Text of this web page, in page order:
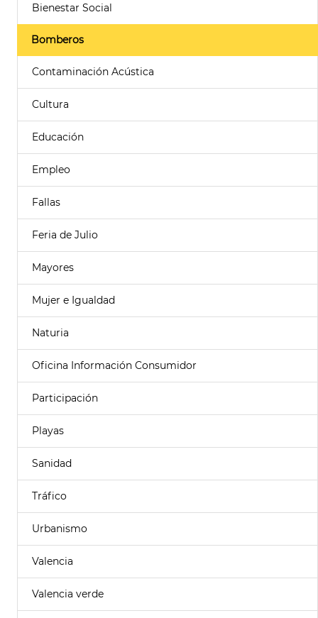
Bienestar Social
Bomberos
Contaminación Acústica
Cultura
Educación
Empleo
Fallas
Feria de Julio
Mayores
Mujer e Igualdad
Naturia
Oficina Información Consumidor
Participación
Playas
Sanidad
Tráfico
Urbanismo
Valencia
Valencia verde